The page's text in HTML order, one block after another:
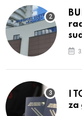
I
za